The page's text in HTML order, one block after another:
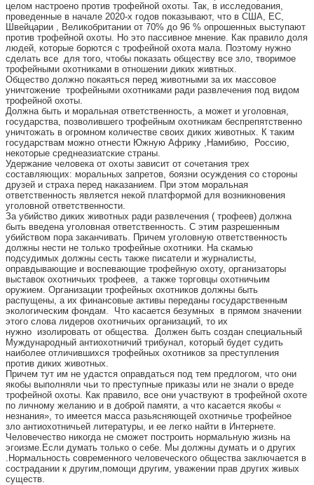
целом настроено против трофейной охоты. Так, в исследования,
проведенные в начале 2020-х годов показывают, что в США, ЕС,
Швейцарии , Великобритании от 70% до 96 % опрошенных выступают
против трофейной охоты. Но это пассивное мнение. Как правило доля
людей, которые борются с трофейной охота мала. Поэтому нужно
сделать все для того, чтобы показать обществу все зло, творимое
трофейными охотниками в отношении диких живтных.
Общество должно покаяться перед животными за их массовое
уничтожение трофейными охотниками ради развлечения под видом
трофейной охоты.
Должна быть и моральная ответственность, а может и уголовная,
государства, позволившего трофейным охотникам беспрепятственно
уничтожать в огромном количестве своих диких животных. К таким
государствам можно отнести Южную Африку ,Намибию, Россию,
некоторые среднеазиатские страны.
Удержание человека от охоты зависит от сочетания трех
составляющих: моральных запретов, боязни осуждения со стороны
друзей и страха перед наказанием. При этом моральная
ответственность является некой платформой для возникновения
уголовной ответственности.
За убийство диких животных ради развлечения ( трофеев) должна
быть введена уголовная ответственность. С этим разрешенным
убийством пора заканчивать. Причем уголовную ответственность
должны нести не только трофейные охотники. На скамью
подсудимых должны сесть также писатели и журналисты,
оправдывающие и воспевающие трофейную охоту, организаторы
выставок охотничьих трофеев, а также торговцы охотничьим
оружием. Организации трофейных охотников должны быть
распущены, а их финансовые активы переданы государственным
экологическим фондам. Что касается безумных в прямом значении
этого слова лидеров охотничьих организаций, то их
нужно изолировать от общества. Должен быть создан специальный
Муждународный антиохотничий трибунал, который будет судить
наиболее отличившихся трофейных охотников за преступления
против диких животных.
Причем тут им не удастся оправдаться под тем предлогом, что они
якобы выполняли чьи то преступные приказы или не знали о вреде
трофейной охоты. Как правило, все они участвуют в трофейной охоте
по личному желанию и в доброй памяти, а что касается якобы «
незнания», то имеется масса разьясняющей охотничье трофейное
зло антиохотничьей литературы, и ее легко найти в Интернете.
Человечество никогда не сможет построить нормальную жизнь на
эгоизме.Если думать только о себе. Мы должны думать и о других
.Нормальность современного человеческого общества заключается в
сострадании к другим,помощи другим, уважении прав других живых
существ.